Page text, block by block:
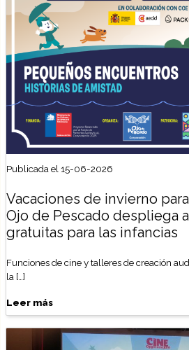
Publicada el 15-06-2026
Vacaciones de invierno
Ojo de Pescado despliega
gratuitas para las infancias
Funciones de cine y talleres de creación
la […]
Leer más